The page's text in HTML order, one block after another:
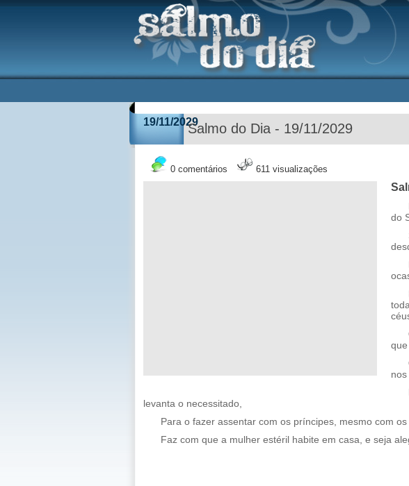
19/11/2029Salmo do Dia - 19/11/2029
0 comentários 611 visualizações
do
levanta o necessitado,
Para o fazer assentar com os príncipes, mesmo com
Faz com que a mulher estéril habite em casa, e seja